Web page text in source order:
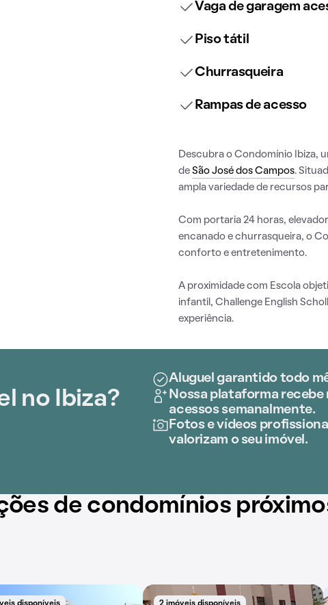
Vaga de garagem
Piso tátil
Churrasqueira
Rampas de acesso
Descubra o Condomínio Ibiza,
de São José dos Campos.
ampla variedade de recursos
Com portaria 24 horas,
encanado e churrasqueira, o
conforto e entretenimento.
A proximidade com Escola
infantil, Challenge English
experiência.
no Ibiza?
Aluguel garantido todo
Nossa plataforma recebe
acessos semanalmente.
Fotos e vídeos
valorizam o seu imóvel.
de condomínios
disponíveis 2 imóveis disponíveis